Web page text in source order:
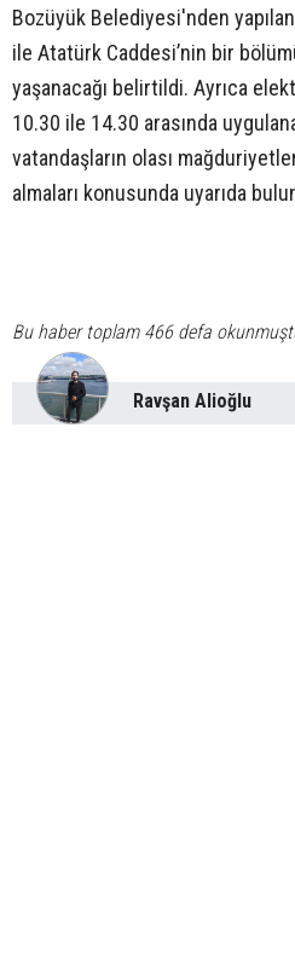
Bozüyük Belediyesi'nden
ile Atatürk Caddesi’nin bir
yaşanacağı belirtildi. Ayrıca
10.30 ile 14.30 arasında
vatandaşların olası
almaları konusunda uyarıda
Bu haber toplam 466 defa
Ravşan Alioğlu